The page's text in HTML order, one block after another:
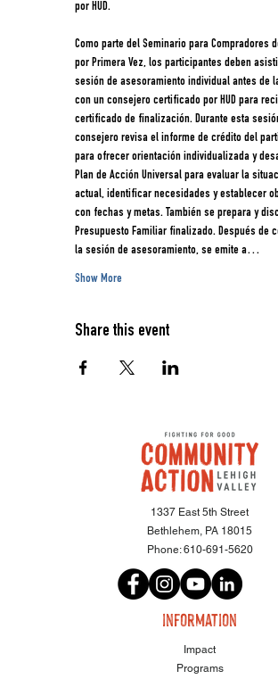
por HUD.
Como parte del Seminario para Compradores
por Primera Vez, los participantes deben
sesión de asesoramiento individual antes de
con un consejero certificado por HUD para
certificado de finalización. Durante esta
consejero revisa el informe de crédito del
para ofrecer orientación individualizada y
Plan de Acción Universal para evaluar la
actual, identificar necesidades y establecer
con fechas y metas. También se prepara y
Presupuesto Familiar finalizado. Después de
la sesión de asesoramiento, se emite a…
Show More
Share this event
1337 East 5th Street
Bethlehem, PA 18015
Phone:610-691-5620
information
Impact
Programs